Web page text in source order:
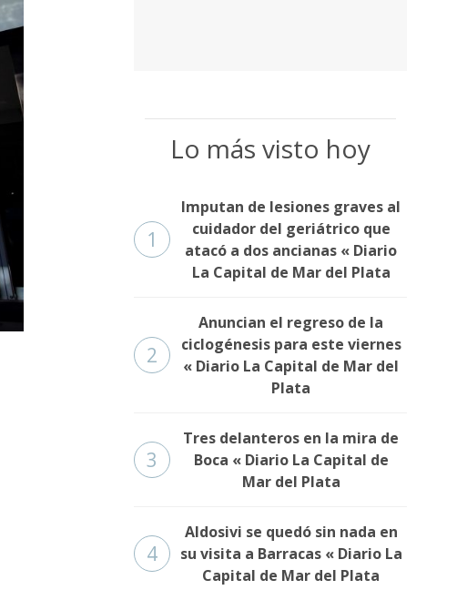
Lo más visto hoy
1
Imputan de lesiones graves al
cuidador del geriátrico que
atacó a dos ancianas « Diario
La Capital de Mar del Plata
2
Anuncian el regreso de la
ciclogénesis para este viernes
« Diario La Capital de Mar del
Plata
3
Tres delanteros en la mira de
Boca « Diario La Capital de
Mar del Plata
4
Aldosivi se quedó sin nada en
su visita a Barracas « Diario La
Capital de Mar del Plata